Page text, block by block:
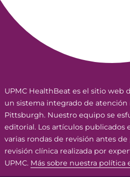
UPMC HealthBeat es el sitio web
un sistema integrado de atención
Pittsburgh. Nuestro equipo se
editorial. Los artículos publicados
varias rondas de revisión antes
revisión clínica realizada por
UPMC. Más sobre nuestra política